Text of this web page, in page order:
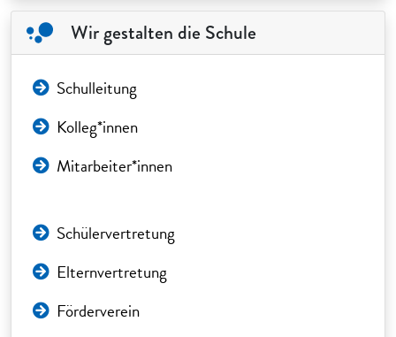
Wir gestalten die Schule
Schulleitung
Kolleg*innen
Mitarbeiter*innen
Schülervertretung
Elternvertretung
Förderverein